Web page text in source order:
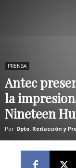
PRENSA
Antec
la
Nineteen
Por Dpto. Redacción y